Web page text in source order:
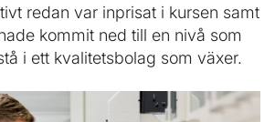
redan var inprisat i kursen samt
kommit ned till en nivå som
i ett kvalitetsbolag som växer.